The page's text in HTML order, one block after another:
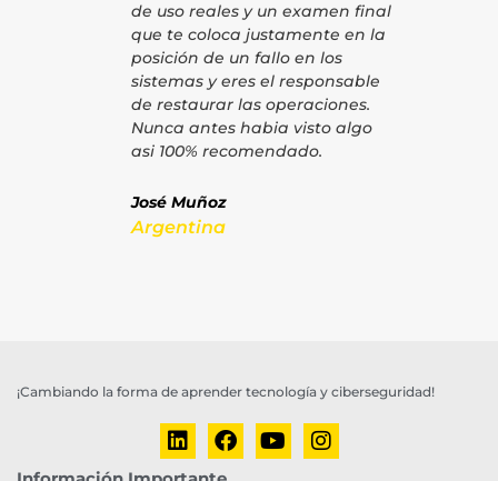
de uso reales y un examen final
que te coloca justamente en la
posición de un fallo en los
sistemas y eres el responsable
de restaurar las operaciones.
Nunca antes habia visto algo
asi 100% recomendado.
José Muñoz
Argentina
¡Cambiando la forma de aprender tecnología y ciberseguridad!